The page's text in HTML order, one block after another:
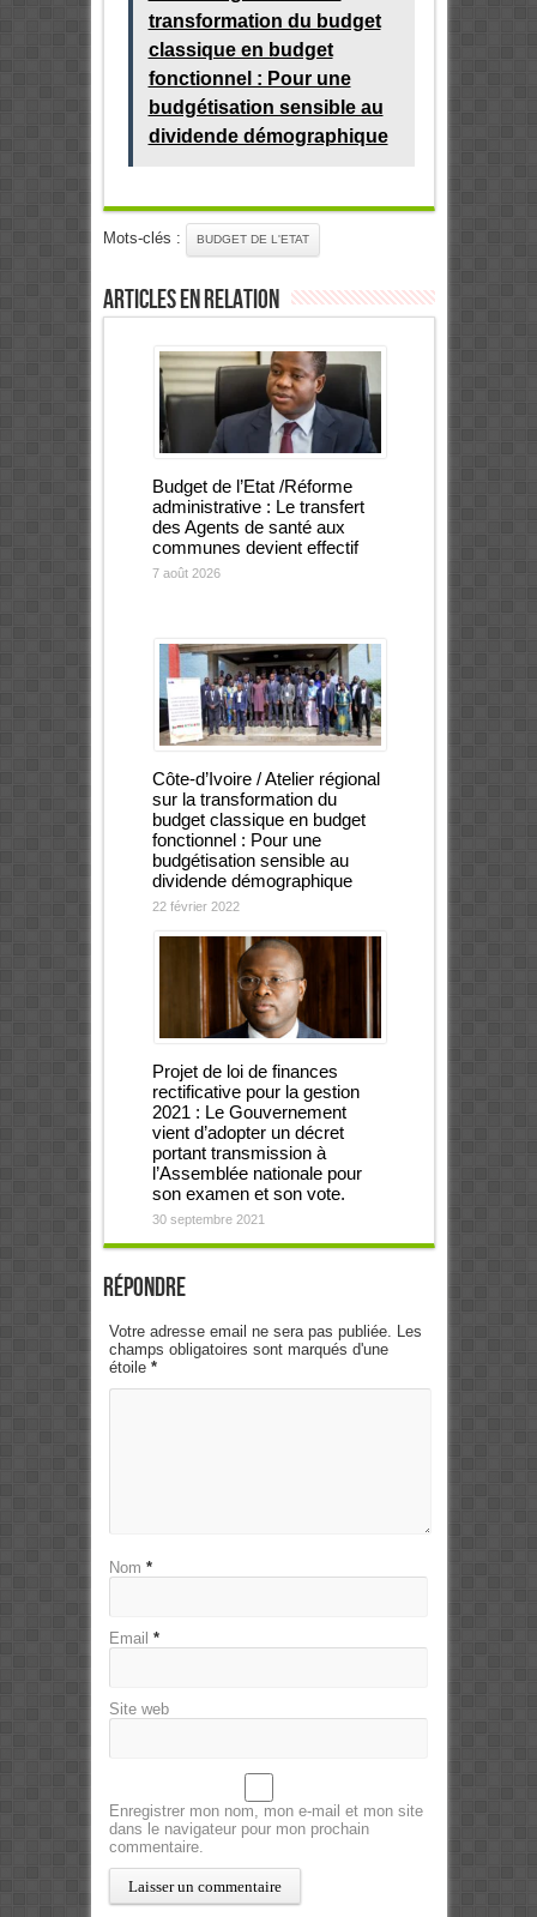
transformation du budget
classique en budget
fonctionnel : Pour une
budgétisation sensible au
dividende démographique
Mots-clés : BUDGET DE L'ETAT
Articles en relation
Budget de l’Etat /Réforme
administrative : Le transfert
des Agents de santé aux
communes devient effectif
7 août 2026
Côte-d’Ivoire / Atelier régional
sur la transformation du
budget classique en budget
fonctionnel : Pour une
budgétisation sensible au
dividende démographique
22 février 2022
Projet de loi de finances
rectificative pour la gestion
2021 : Le Gouvernement
vient d’adopter un décret
portant transmission à
l’Assemblée nationale pour
son examen et son vote.
30 septembre 2021
Répondre
Votre adresse email ne sera pas publiée. Les
champs obligatoires sont marqués d'une
étoile *
Nom *
Email *
Site web
Enregistrer mon nom, mon e-mail et mon site
dans le navigateur pour mon prochain
commentaire.